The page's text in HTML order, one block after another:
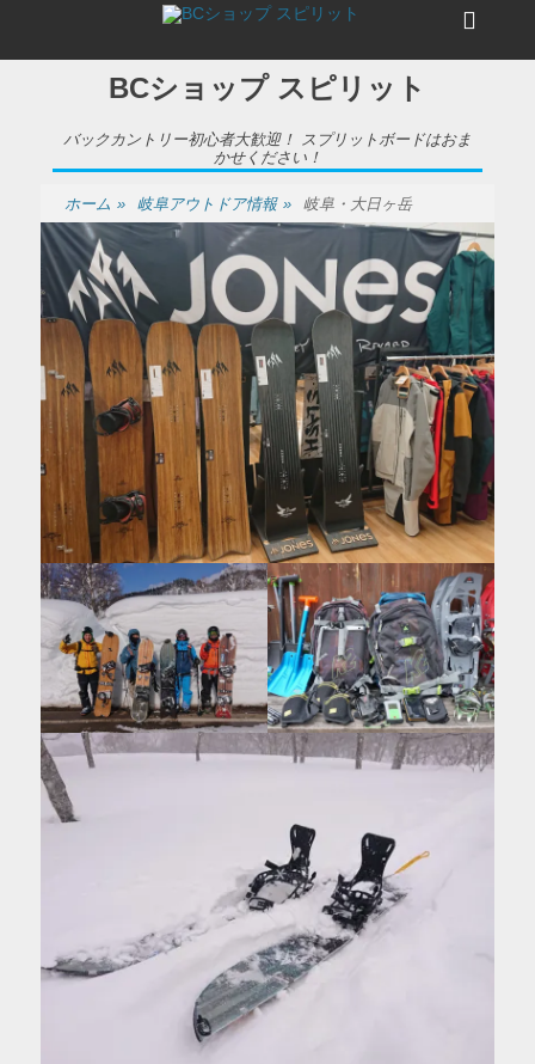
ー
ッ
サ
ド
バ
ー
コ
ン
テ
ン
ツ
を
表
示
BCショップ スピリット
バックカントリー初心者大歓迎！ スプリットボードはおま
かせください！
ホーム » 岐阜アウトドア情報 » 岐阜・大日ヶ岳